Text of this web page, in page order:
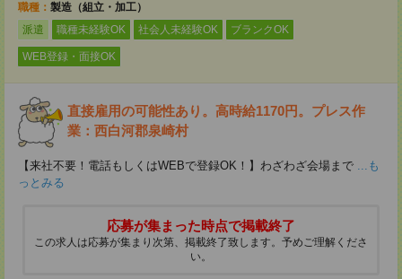
職種： 製造（組立・加工）
派遣
職種未経験OK 社会人未経験OK ブランクOK
WEB登録・面接OK
直接雇用の可能性あり。高時給1170円。プレス作
業：西白河郡泉崎村
【来社不要！電話もしくはWEBで登録OK！】わざわざ会場まで ...も
っとみる
応募が集まった時点で掲載終了
この求人は応募が集まり次第、掲載終了致します。予めご理解くださ
い。